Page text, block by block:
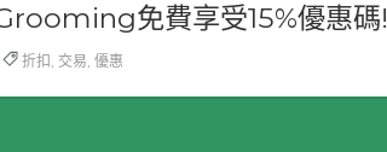
免費享受15%優惠碼!
折扣, 交易, 優惠